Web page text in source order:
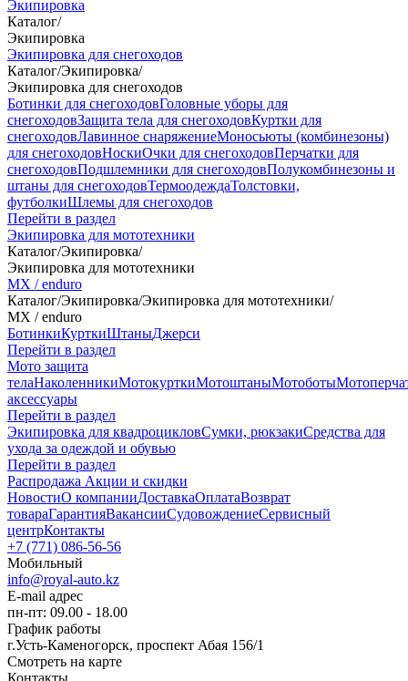
Экипировка
Каталог/
Экипировка
Экипировка для снегоходов
Каталог/Экипировка/
Экипировка для снегоходов
Ботинки для снегоходовГоловные уборы для
снегоходовЗащита тела для снегоходовКуртки для
снегоходовЛавинное снаряжениеМоносьюты (комбинезоны)
для снегоходовНоскиОчки для снегоходовПерчатки для
снегоходовПодшлемники для снегоходовПолукомбинезоны и
штаны для снегоходовТермоодеждаТолстовки,
футболкиШлемы для снегоходов
Перейти в раздел
Экипировка для мототехники
Каталог/Экипировка/
Экипировка для мототехники
MX / enduro
Каталог/Экипировка/Экипировка для мототехники/
MX / enduro
БотинкиКурткиШтаныДжерси
Перейти в раздел
Мото защита
телаНаколенникиМотокурткиМотоштаныМотоботы
аксессуары
Перейти в раздел
Экипировка для квадроцикловСумки, рюкзакиСредства для
ухода за одеждой и обувью
Перейти в раздел
Распродажа Акции и скидки
НовостиО компанииДоставкаОплатаВозврат
товараГарантияВакансииСудовождениеСервисный
центрКонтакты
+7 (771) 086-56-56
Мобильный
info@royal-auto.kz
E-mail адрес
пн-пт: 09.00 - 18.00
График работы
г.Усть-Каменогорск, проспект Абая 156/1
Смотреть на карте
Контакты